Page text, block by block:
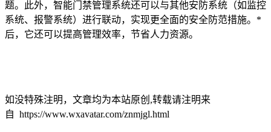
题。此外，智能门禁管理系统还可以与其他安防系统（如监控
系统、报警系统）进行联动，实现更全面的安全防范措施。*
后，它还可以提高管理效率，节省人力资源。
如没特殊注明，文章均为本站原创,转载请注明来
自 https://www.wxavatar.com/znmjgl.html